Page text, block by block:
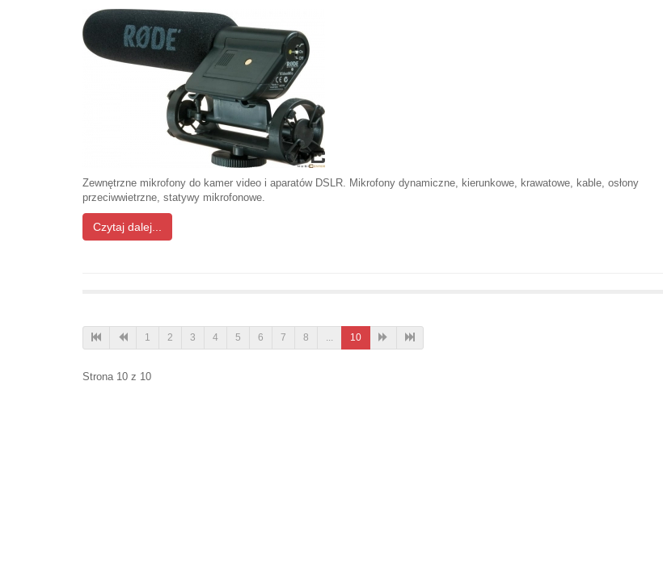
Zewnętrzne mikrofony do kamer video i aparatów DSLR. Mikrofony dynamiczne, kierunkowe, krawatowe, kable, osłony
przeciwwietrzne, statywy mikrofonowe.
Czytaj dalej...
1 2 3 4 5 6 7 8 10
Strona 10 z 10